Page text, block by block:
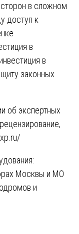
в сложном
доступ к
в
в
законных
об экспертных
Москвы и МО
и